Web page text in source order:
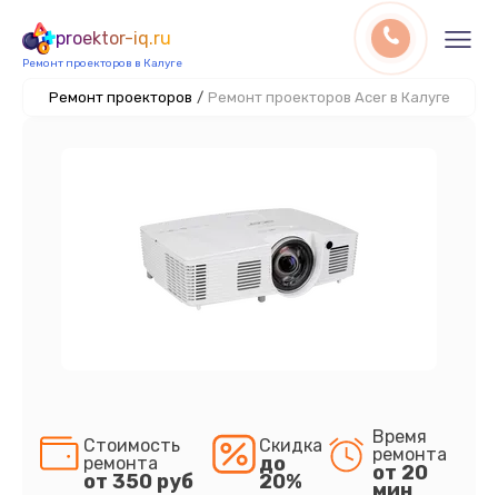
proektor-iq.ru
Ремонт проекторов в Калуге
Ремонт проекторов / Ремонт проекторов Acer в Калуге
Стоимость
ремонта
от 350 руб
Скидка
до
20%
Время
ремонта
от 20